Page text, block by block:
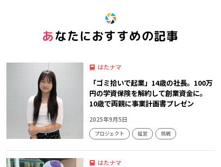
あなたにおすすめの記事
はたナマ
「ゴミ拾いで起業」14歳の社長。100万
円の学資保険を解約して創業資金に。
10歳で両親に事業計画書プレゼン
2025年9月5日
プロジェクト 経営 挑戦
はたナマ